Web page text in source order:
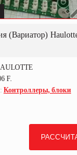
(Вариатор)
F.
Контроллеры, блоки